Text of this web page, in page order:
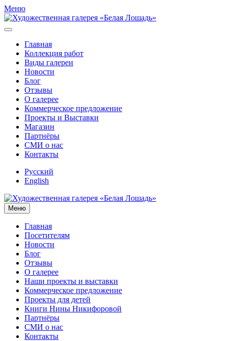
Меню
Главная
Коллекция работ
Виды галереи
Новости
Блог
Отзывы
О галерее
Коммерческое предложение
Проекты и Выставки
Магазин
Партнёры
СМИ о нас
Контакты
Русский
English
Меню
Главная
Посетителям
Новости
Блог
Отзывы
О галерее
Наши проекты и выставки
Коммерческое предложение
Проекты для детей
Книги Нины Никифоровой
Партнёры
СМИ о нас
Контакты